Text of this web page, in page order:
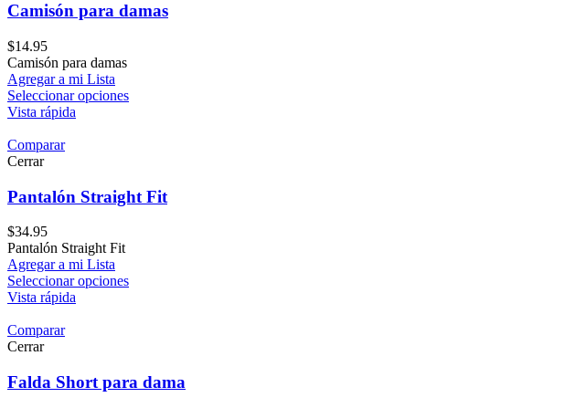
Camisón para damas
$14.95
Camisón para damas
Agregar a mi Lista
Seleccionar opciones
Vista rápida
Comparar
Cerrar
Pantalón Straight Fit
$34.95
Pantalón Straight Fit
Agregar a mi Lista
Seleccionar opciones
Vista rápida
Comparar
Cerrar
Falda Short para dama